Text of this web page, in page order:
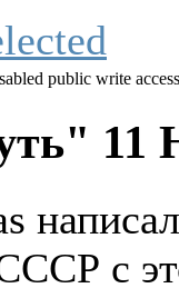
public write
11
с